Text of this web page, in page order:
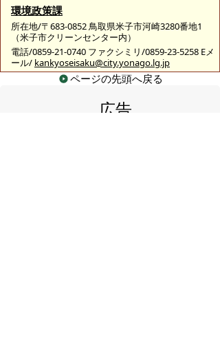
環境政策課
所在地/〒683-0852 鳥取県米子市河崎3280番地1
（米子市クリーンセンター内）
電話/0859-21-0740 ファクシミリ/0859-23-5258 Eメ
ール/ kankyoseisaku@city.yonago.lg.jp
ページの先頭へ戻る
広告